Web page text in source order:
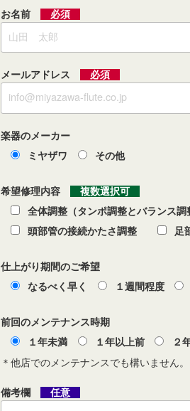
お名前 必須
メールアドレス 必須
楽器のメーカー
ミヤザワ
その他
希望修理内容
複数選択可
全体調整（タンポ調整とバランス
頭部管の接続かたさ調整
足
仕上がり期間のご希望
なるべく早く
１週間程度
前回のメンテナンス時期
１年未満
１年以上前 ２
＊他店でのメンテナンスでも構いません。
備考欄 任意